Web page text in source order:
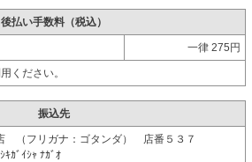
後払い手数料（税込）
一律 275円
ください。
振込先
（フリガナ：ゴタンダ） 店番５３７
ﾞｲｼｬ ﾅｶﾞｵ